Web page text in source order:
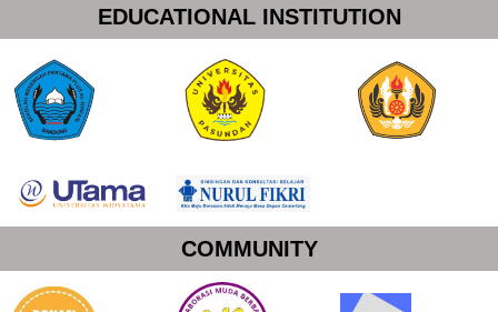
EDUCATIONAL INSTITUTION
COMMUNITY